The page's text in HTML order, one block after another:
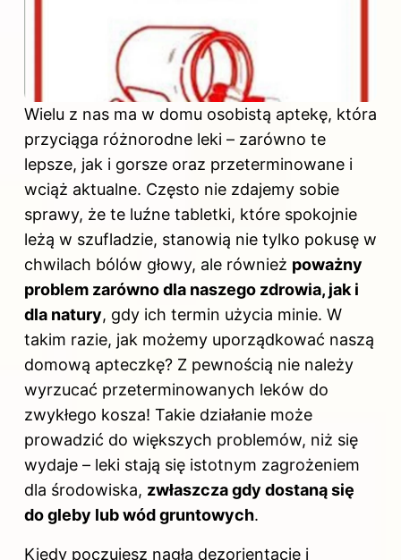
Wielu z nas ma w domu osobistą aptekę, która
przyciąga różnorodne leki – zarówno te
lepsze, jak i gorsze oraz przeterminowane i
wciąż aktualne. Często nie zdajemy sobie
sprawy, że te luźne tabletki, które spokojnie
leżą w szufladzie, stanowią nie tylko pokusę w
chwilach bólów głowy, ale również poważny
problem zarówno dla naszego zdrowia, jak i
dla natury, gdy ich termin użycia minie. W
takim razie, jak możemy uporządkować naszą
domową apteczkę? Z pewnością nie należy
wyrzucać przeterminowanych leków do
zwykłego kosza! Takie działanie może
prowadzić do większych problemów, niż się
wydaje – leki stają się istotnym zagrożeniem
dla środowiska, zwłaszcza gdy dostaną się
do gleby lub wód gruntowych.
Kiedy poczujesz nagłą dezorientację i